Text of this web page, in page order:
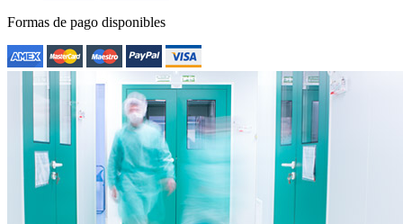
Formas de pago disponibles